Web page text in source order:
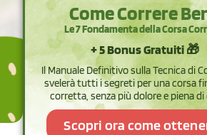
Come Correre
Le 7 Fondamenta della Corsa
+ 5 Bonus Gratuiti 🎁
Il Manuale Definitivo sulla Tecnica di
svelerà tutti i segreti per una corsa
corretta, senza più dolore e piena di
Scopri ora come